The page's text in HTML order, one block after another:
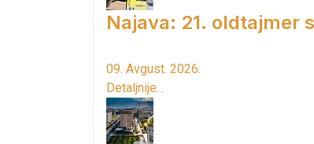
Najava: 21. oldtajmer
09. Avgust. 2026.
Detaljnije...